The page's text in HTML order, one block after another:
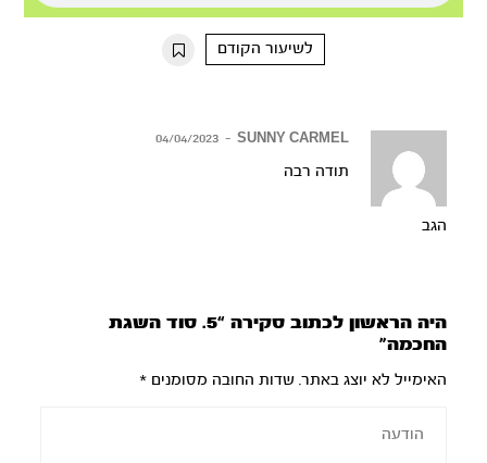
לשיעור הקודם
SUNNY CARMEL
–
04/04/2023
תודה רבה
הגב
היה הראשון לכתוב סקירה “5. סוד השגת
החכמה”
האימייל לא יוצג באתר. שדות החובה מסומנים*